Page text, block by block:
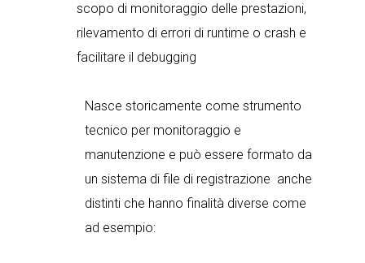
scopo di monitoraggio delle prestazioni,
rilevamento di errori di runtime o crash e
facilitare il debugging
Nasce storicamente come strumento
tecnico per monitoraggio e
manutenzione e può essere formato da
un sistema di file di registrazione anche
distinti che hanno finalità diverse come
ad esempio: